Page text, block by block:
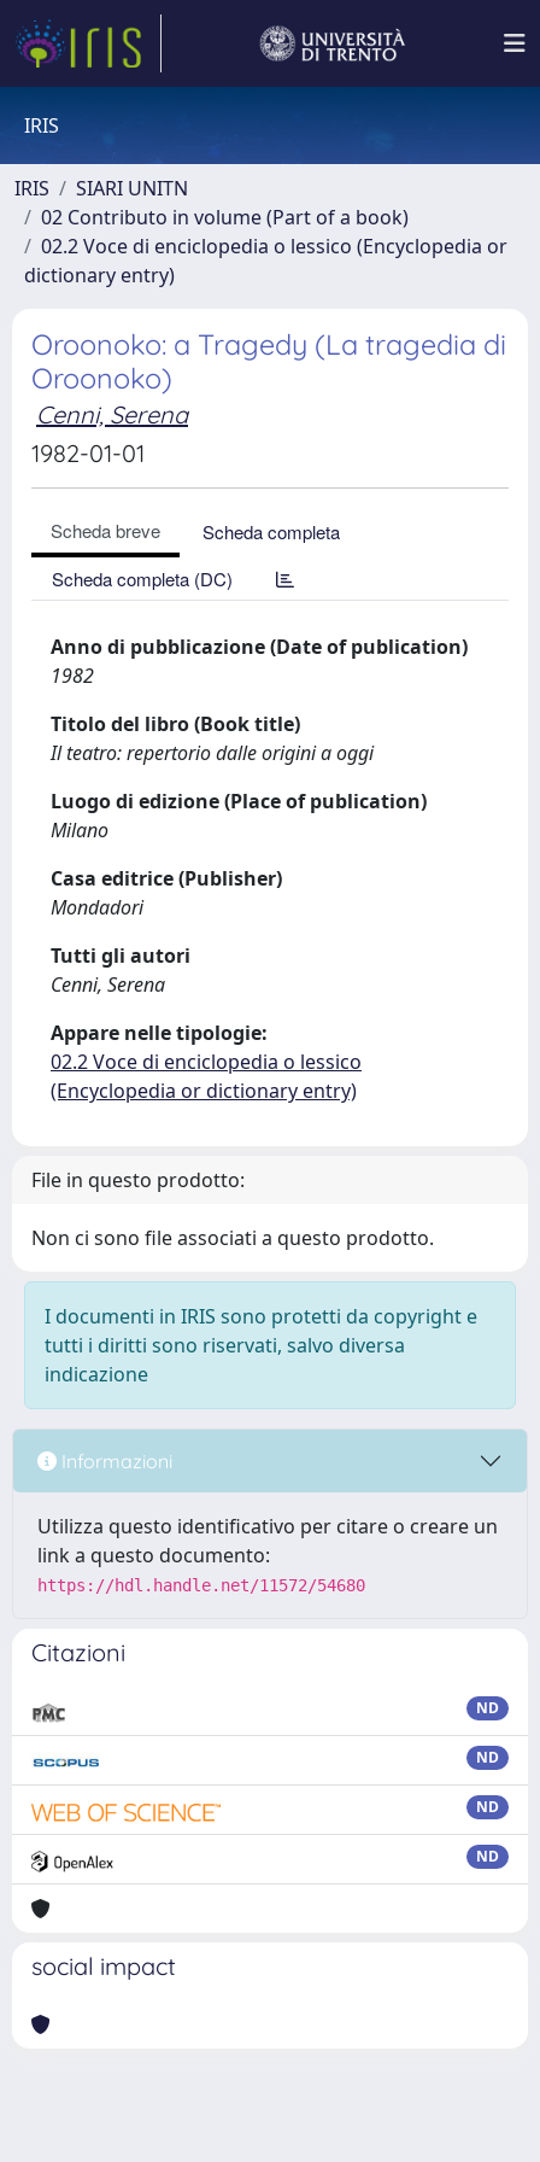
IRIS
IRIS
SIARI UNITN
02 Contributo in volume (Part of a book)
02.2 Voce di enciclopedia o lessico (Encyclopedia or
dictionary entry)
Oroonoko: a Tragedy (La tragedia di
Oroonoko)
Cenni, Serena
1982-01-01
Scheda breve
Scheda completa
Scheda completa (DC)
Anno di pubblicazione (Date of publication)
1982
Titolo del libro (Book title)
Il teatro: repertorio dalle origini a oggi
Luogo di edizione (Place of publication)
Milano
Casa editrice (Publisher)
Mondadori
Tutti gli autori
Cenni, Serena
Appare nelle tipologie:
02.2 Voce di enciclopedia o lessico
(Encyclopedia or dictionary entry)
File in questo prodotto:
Non ci sono file associati a questo prodotto.
I documenti in IRIS sono protetti da copyright e
tutti i diritti sono riservati, salvo diversa
indicazione
Informazioni
Utilizza questo identificativo per citare o creare un
link a questo documento:
https://hdl.handle.net/11572/54680
Citazioni
ND
ND
ND
ND
social impact